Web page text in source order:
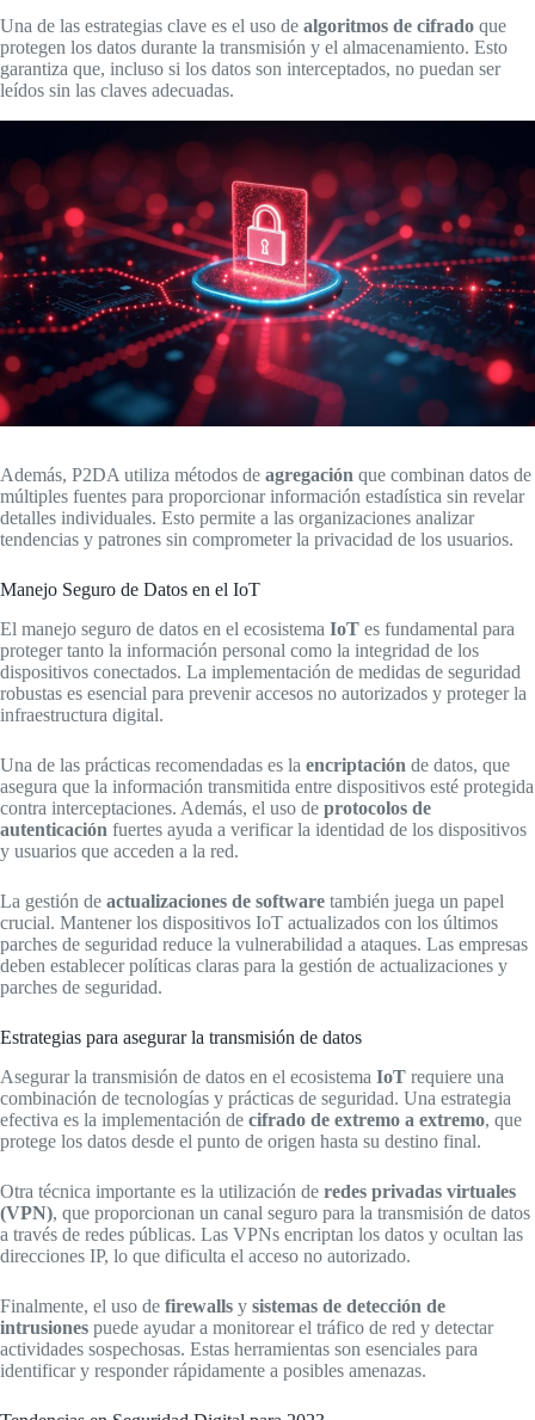
Una de las estrategias clave es el uso de algoritmos de cifrado que
protegen los datos durante la transmisión y el almacenamiento. Esto
garantiza que, incluso si los datos son interceptados, no puedan ser
leídos sin las claves adecuadas.
Además, P2DA utiliza métodos de agregación que combinan datos de
múltiples fuentes para proporcionar información estadística sin revelar
detalles individuales. Esto permite a las organizaciones analizar
tendencias y patrones sin comprometer la privacidad de los usuarios.
Manejo Seguro de Datos en el IoT
El manejo seguro de datos en el ecosistema IoT es fundamental para
proteger tanto la información personal como la integridad de los
dispositivos conectados. La implementación de medidas de seguridad
robustas es esencial para prevenir accesos no autorizados y proteger la
infraestructura digital.
Una de las prácticas recomendadas es la encriptación de datos, que
asegura que la información transmitida entre dispositivos esté protegida
contra interceptaciones. Además, el uso de protocolos de
autenticación fuertes ayuda a verificar la identidad de los dispositivos
y usuarios que acceden a la red.
La gestión de actualizaciones de software también juega un papel
crucial. Mantener los dispositivos IoT actualizados con los últimos
parches de seguridad reduce la vulnerabilidad a ataques. Las empresas
deben establecer políticas claras para la gestión de actualizaciones y
parches de seguridad.
Estrategias para asegurar la transmisión de datos
Asegurar la transmisión de datos en el ecosistema IoT requiere una
combinación de tecnologías y prácticas de seguridad. Una estrategia
efectiva es la implementación de cifrado de extremo a extremo, que
protege los datos desde el punto de origen hasta su destino final.
Otra técnica importante es la utilización de redes privadas virtuales
(VPN), que proporcionan un canal seguro para la transmisión de datos
a través de redes públicas. Las VPNs encriptan los datos y ocultan las
direcciones IP, lo que dificulta el acceso no autorizado.
Finalmente, el uso de firewalls y sistemas de detección de
intrusiones puede ayudar a monitorear el tráfico de red y detectar
actividades sospechosas. Estas herramientas son esenciales para
identificar y responder rápidamente a posibles amenazas.